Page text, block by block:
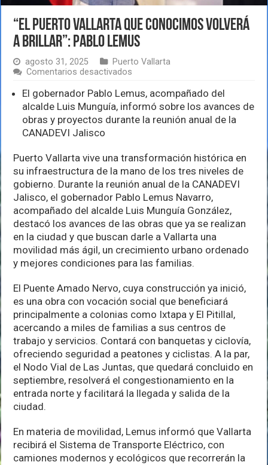
“El Puerto Vallarta que conocimos volverá
a brillar”: Pablo Lemus
agosto 31, 2025
Puerto Vallarta
Comentarios desactivados
Puerto
Vallarta
que
conocimos
brillar”:
Pablo
Lemus
El gobernador Pablo Lemus, acompañado del
alcalde Luis Munguía, informó sobre los avances de
obras y proyectos durante la reunión anual de la
CANADEVI Jalisco
Puerto Vallarta vive una transformación histórica en
su infraestructura de la mano de los tres niveles de
gobierno. Durante la reunión anual de la CANADEVI
Jalisco, el gobernador Pablo Lemus Navarro,
acompañado del alcalde Luis Munguía González,
destacó los avances de las obras que ya se realizan
en la ciudad y que buscan darle a Vallarta una
movilidad más ágil, un crecimiento urbano ordenado
y mejores condiciones para las familias.
El Puente Amado Nervo, cuya construcción ya inició,
es una obra con vocación social que beneficiará
principalmente a colonias como Ixtapa y El Pitillal,
acercando a miles de familias a sus centros de
trabajo y servicios. Contará con banquetas y ciclovía,
ofreciendo seguridad a peatones y ciclistas. A la par,
el Nodo Vial de Las Juntas, que quedará concluido en
septiembre, resolverá el congestionamiento en la
entrada norte y facilitará la llegada y salida de la
ciudad.
En materia de movilidad, Lemus informó que Vallarta
recibirá el Sistema de Transporte Eléctrico, con
camiones modernos y ecológicos que recorrerán la